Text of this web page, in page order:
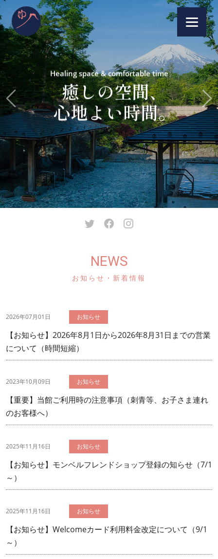
Healing space & comfortable time
癒しの空間、
心地よい時間。
Previous
NEWS
お知らせ・新着情報
2026年07月01日
【お知らせ】2026年8月1日から2026年8月31日までの営業
について（時間短縮）
2023年10月09日
【重要】当館ご利用時の注意事項（刺青等、お子さま連れ
のお客様へ）
2025年11月16日
【お知らせ】モンベルフレンドショップ登録の知らせ（7/1
～）
2025年11月16日
【お知らせ】Welcomeカード利用料金改定について（9/1
～）